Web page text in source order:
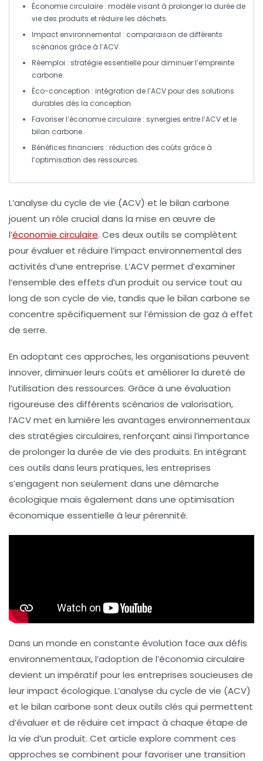
Économie circulaire : modèle visant à prolonger la durée de
vie des produits et réduire les déchets.
Impact environnemental : comparaison de différents
scénarios grâce à l’ACV.
Réemploi : stratégie essentielle pour diminuer l’empreinte
carbone.
Éco-conception : intégration de l’ACV pour des solutions
durables dès la conception.
Favoriser l’économie circulaire : synergies entre l’ACV et le
bilan carbone.
Bénéfices financiers : réduction des coûts grâce à
l’optimisation des ressources.
L’analyse du cycle de vie (ACV) et le bilan carbone
jouent un rôle crucial dans la mise en œuvre de
l’économie circulaire. Ces deux outils se complètent
pour évaluer et réduire l’impact environnemental des
activités d’une entreprise. L’ACV permet d’examiner
l’ensemble des effets d’un produit ou service tout au
long de son cycle de vie, tandis que le bilan carbone se
concentre spécifiquement sur l’émission de gaz à effet
de serre.
En adoptant ces approches, les organisations peuvent
innover, diminuer leurs coûts et améliorer la dureté de
l’utilisation des ressources. Grâce à une évaluation
rigoureuse des différents scénarios de valorisation,
l’ACV met en lumière les avantages environnementaux
des stratégies circulaires, renforçant ainsi l’importance
de prolonger la durée de vie des produits. En intégrant
ces outils dans leurs pratiques, les entreprises
s’engagent non seulement dans une démarche
écologique mais également dans une optimisation
économique essentielle à leur pérennité.
Dans un monde en constante évolution face aux défis
environnementaux, l’adoption de l’économia circulaire
devient un impératif pour les entreprises soucieuses de
leur impact écologique. L’analyse du cycle de vie (ACV)
et le bilan carbone sont deux outils clés qui permettent
d’évaluer et de réduire cet impact à chaque étape de
la vie d’un produit. Cet article explore comment ces
approches se combinent pour favoriser une transition